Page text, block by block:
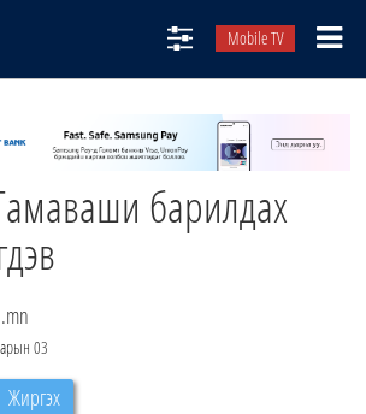
Mobile TV
барилдах
03
Жиргэх